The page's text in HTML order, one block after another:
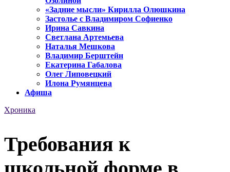
«Задние мысли» Кирилла Олюшкина
Застолье с Владимиром Софиенко
Ирина Савкина
Светлана Артемьева
Наталья Мешкова
Владимир Берштейн
Екатерина Габалова
Олег Липовецкий
Илона Румянцева
Афиша
Хроника
Требования к